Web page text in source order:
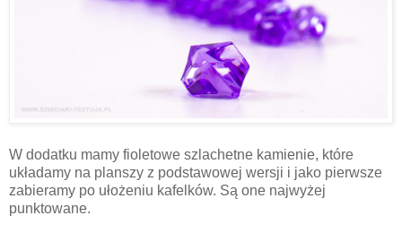
W dodatku mamy fioletowe szlachetne kamienie, które
układamy na planszy z podstawowej wersji i jako pierwsze
zabieramy po ułożeniu kafelków. Są one najwyżej
punktowane.